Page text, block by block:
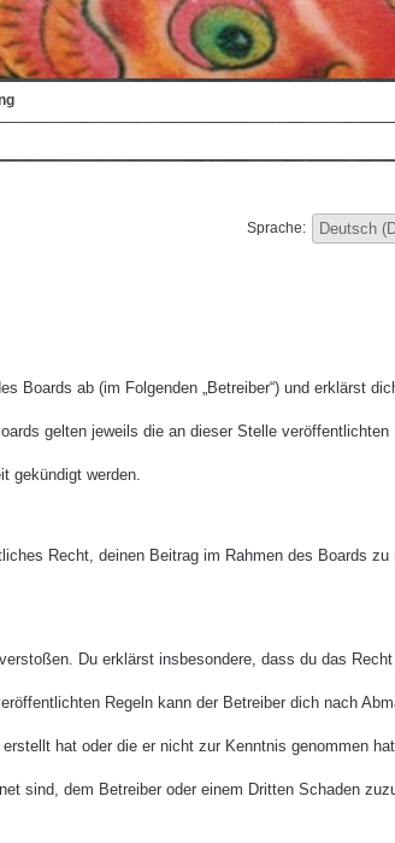
Sprache:
Boards ab (im Folgenden „Betreiber“) und erklärst
gelten jeweils die an dieser Stelle veröffentlichten
gekündigt werden.
Recht, deinen Beitrag im Rahmen des Boards zu
Du erklärst insbesondere, dass du das
Regeln kann der Betreiber dich nach
hat oder die er nicht zur Kenntnis genommen
sind, dem Betreiber oder einem Dritten Schaden